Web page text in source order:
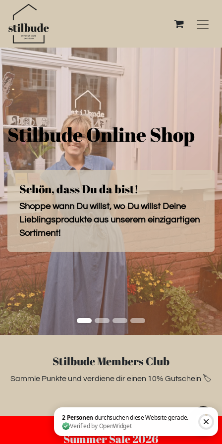
Stilbude Online Shop
Schön, dass Du da bist!
Shoppe wann Du willst, wo Du willst Deine
Lieblingsprodukte aus unserem einzigartigen
Sortiment!
Stilbude Members Club
Sammle Punkte und verdiene dir einen 10% Gutschein 🏷️
Summer Sale 2026